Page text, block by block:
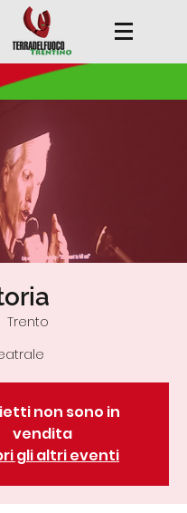
Trento
non sono in
vendita
gli altri eventi